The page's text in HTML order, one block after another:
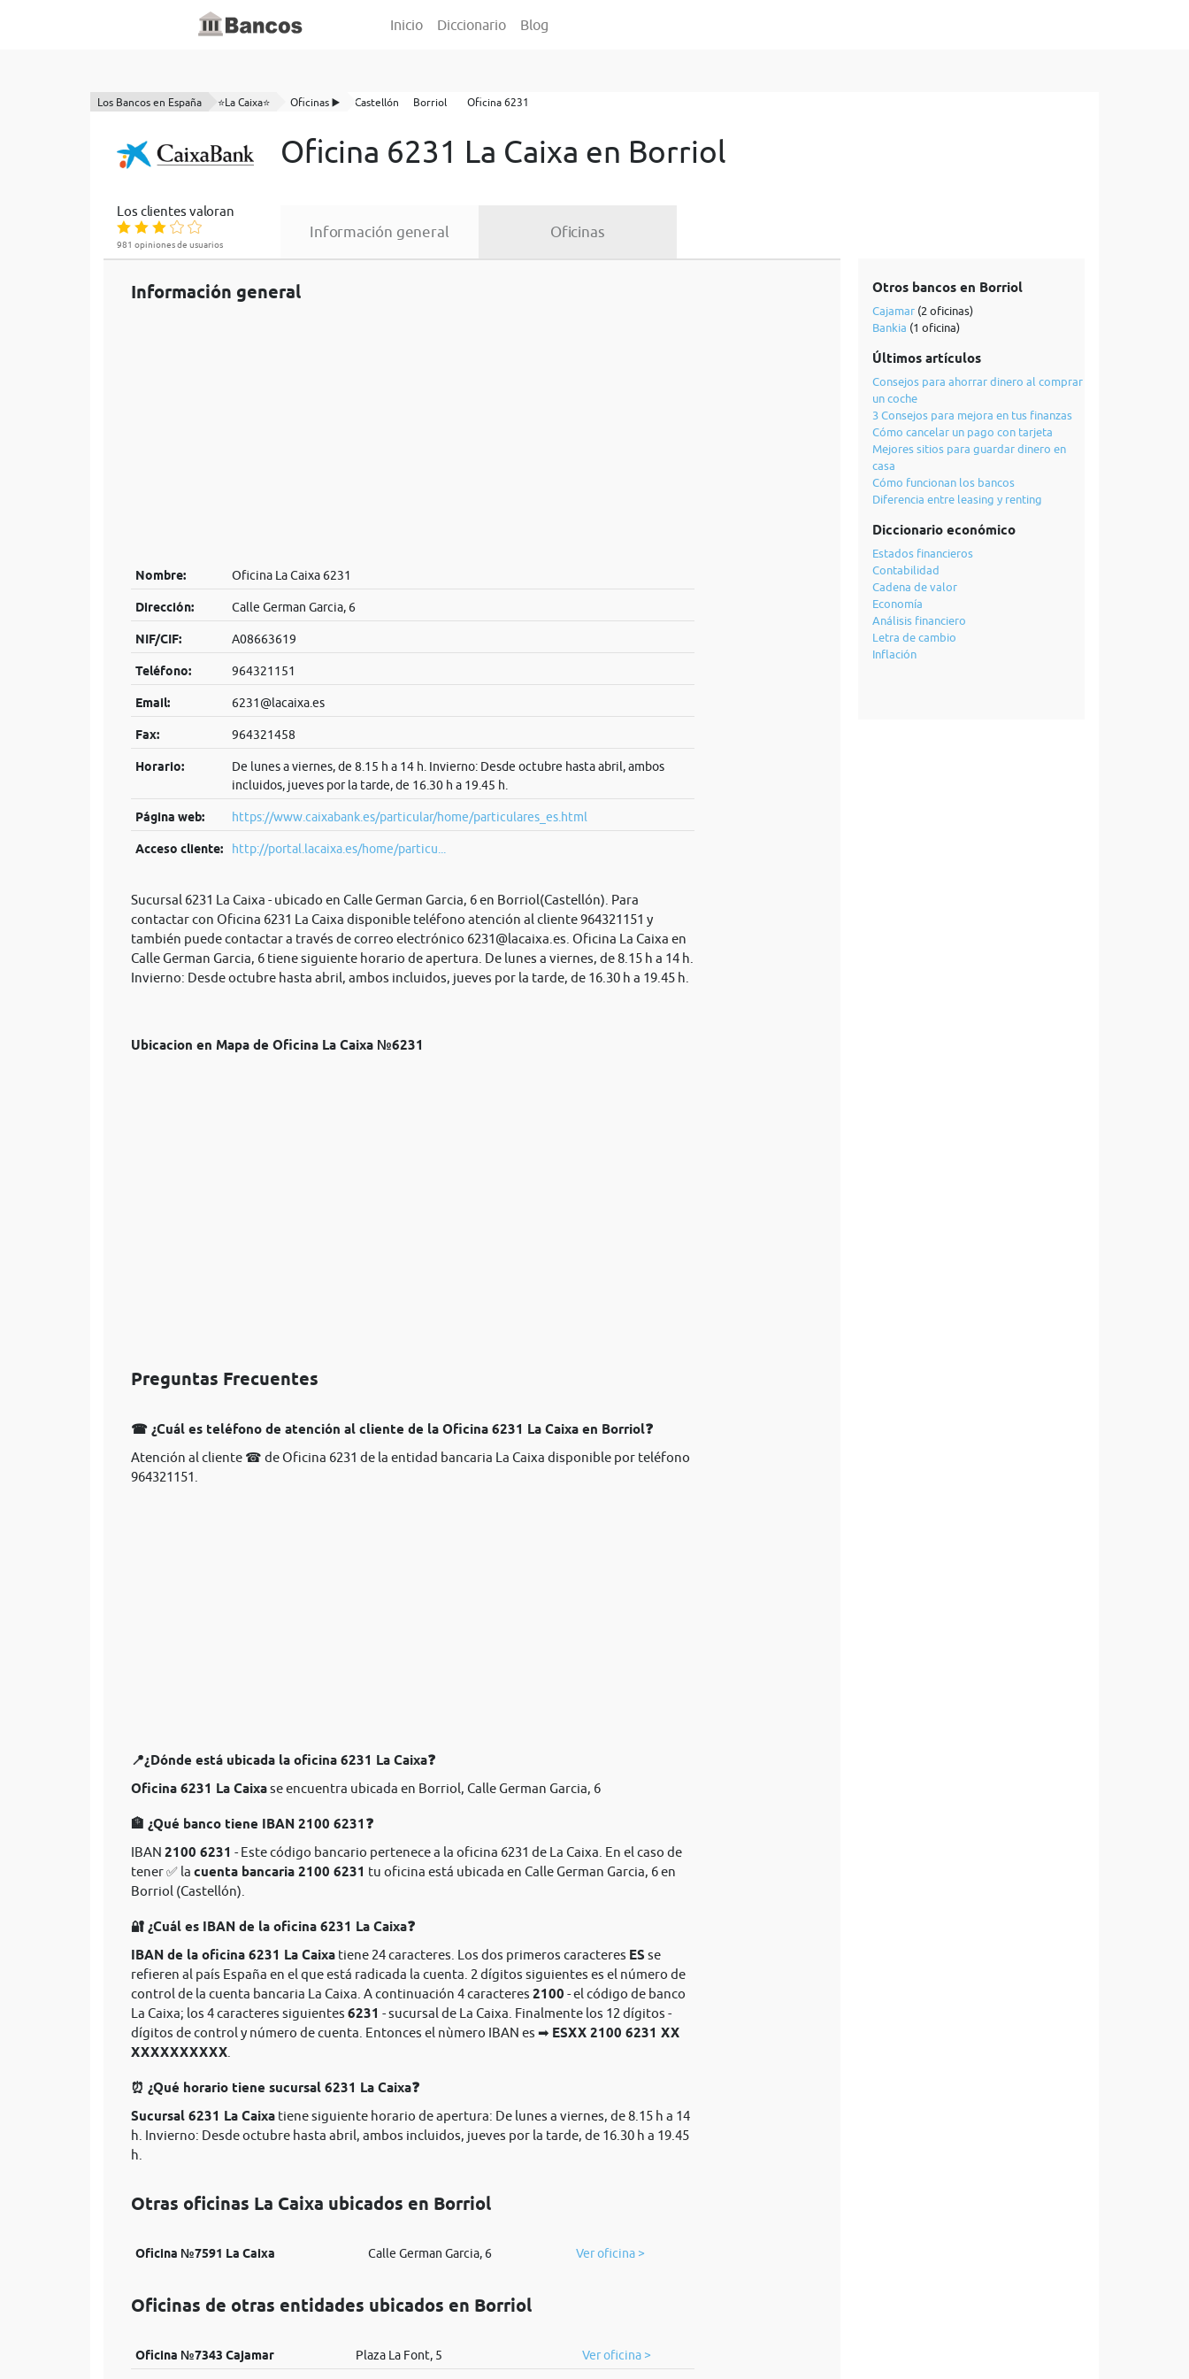
Inicio Diccionario Blog
Los Bancos en España ⭐La Caixa⭐ Oficinas ▶️ Castellón Borriol Oficina 6231
Oficina 6231 La Caixa en Borriol
Los clientes valoran
981 opiniones de usuarios
Información general Oficinas
Información general
Nombre: Oficina La Caixa 6231
Dirección: Calle German Garcia, 6
NIF/CIF: A08663619
Teléfono: 964321151
Email: 6231@lacaixa.es
Fax: 964321458
Horario:
De lunes a viernes, de 8.15 h a 14 h. Invierno: Desde octubre hasta abril, ambos
incluidos, jueves por la tarde, de 16.30 h a 19.45 h.
Página web: https://www.caixabank.es/particular/home/particulares_es.html
Acceso cliente: http://portal.lacaixa.es/home/particu...
Sucursal 6231 La Caixa - ubicado en Calle German Garcia, 6 en Borriol(Castellón). Para
contactar con Oficina 6231 La Caixa disponible teléfono atención al cliente 964321151 y
también puede contactar a través de correo electrónico 6231@lacaixa.es . Oficina La Caixa en
Calle German Garcia, 6 tiene siguiente horario de apertura. De lunes a viernes, de 8.15 h a 14 h.
Invierno: Desde octubre hasta abril, ambos incluidos, jueves por la tarde, de 16.30 h a 19.45 h.
Ubicacion en Mapa de Oficina La Caixa №6231
Preguntas Frecuentes
☎ ¿Cuál es teléfono de atención al cliente de la Oficina 6231 La Caixa en Borriol❓
Atención al cliente ☎ de Oficina 6231 de la entidad bancaria La Caixa disponible por teléfono
964321151.
📍¿Dónde está ubicada la oficina 6231 La Caixa❓
Oficina 6231 La Caixase encuentra ubicada en Borriol, Calle German Garcia, 6
🏦 ¿Qué banco tiene IBAN 2100 6231❓
IBAN 2100 6231 - Este código bancario pertenece a la oficina 6231 de La Caixa. En el caso de
tener ✅ la cuenta bancaria 2100 6231 tu oficina está ubicada en Calle German Garcia, 6 en
Borriol (Castellón).
🔐 ¿Cuál es IBAN de la oficina 6231 La Caixa❓
IBAN de la oficina 6231 La Caixa tiene 24 caracteres. Los dos primeros caracteres ES se
refieren al país España en el que está radicada la cuenta. 2 dígitos siguientes es el número de
control de la cuenta bancaria La Caixa. A continuación 4 caracteres 2100 - el código de banco
La Caixa; los 4 caracteres siguientes 6231 - sucursal de La Caixa. Finalmente los 12 dígitos -
dígitos de control y número de cuenta. Entonces el nùmero IBAN es ➡ ESXX 2100 6231 XX
XXXXXXXXXX
⏰ ¿Qué horario tiene sucursal 6231 La Caixa❓
Sucursal 6231 La Caixa tiene siguiente horario de apertura: De lunes a viernes, de 8.15 h a 14
h. Invierno: Desde octubre hasta abril, ambos incluidos, jueves por la tarde, de 16.30 h a 19.45
h.
Otras oficinas La Caixa ubicados en Borriol
Oficina №7591 La Caixa Calle German Garcia, 6 Ver oficina >
Oficinas de otras entidades ubicados en Borriol
Oficina №7343 Cajamar Plaza La Font, 5 Ver oficina >
Otros bancos en Borriol
Cajamar(2 oficinas)
Bankia (1 oficina)
Últimos artículos
Consejos para ahorrar dinero al comprar
un coche
3 Consejos para mejora en tus finanzas
Cómo cancelar un pago con tarjeta
Mejores sitios para guardar dinero en
casa
Cómo funcionan los bancos
Diferencia entre leasing y renting
Diccionario económico
Estados financieros
Contabilidad
Cadena de valor
Economía
Análisis financiero
Letra de cambio
Inflación